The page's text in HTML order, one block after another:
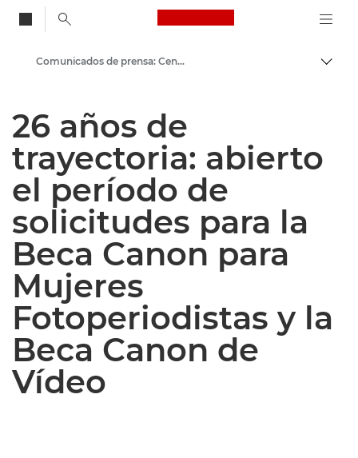
Canon Logo, back
Centro de prensa
Comunicados de prensa: Centro de prensa de Canon
26 años de
trayectoria: abierto
el período de
solicitudes para la
Beca Canon para
Mujeres
Fotoperiodistas y la
Beca Canon de
Vídeo